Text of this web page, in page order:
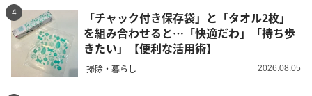
4
「チャック付き保存袋」と「タオル2枚」
を組み合わせると…「快適だわ」「持ち歩
きたい」【便利な活用術】
掃除・暮らし 2026.08.05